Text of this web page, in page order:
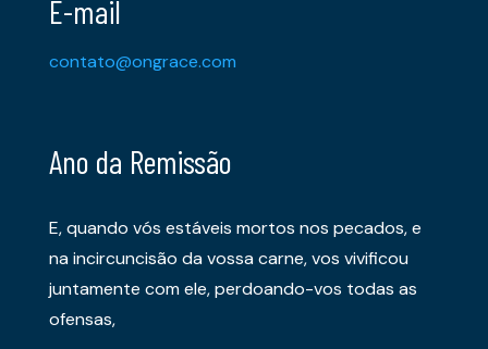
E-mail
contato@ongrace.com
Ano da Remissão
E, quando vós estáveis mortos nos pecados, e
na incircuncisão da vossa carne, vos vivificou
juntamente com ele, perdoando-vos todas as
ofensas,